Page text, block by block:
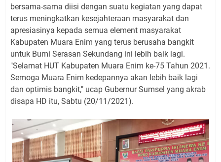
bersama-sama diisi dengan suatu kegiatan yang dapat
terus meningkatkan kesejahteraan masyarakat dan
apresiasinya kepada semua element masyarakat
Kabupaten Muara Enim yang terus berusaha bangkit
untuk Bumi Serasan Sekundang ini lebih baik lagi.
"Selamat HUT Kabupaten Muara Enim ke-75 Tahun 2021.
Semoga Muara Enim kedepannya akan lebih baik lagi
dan optimis bangkit," ucap Gubernur Sumsel yang akrab
disapa HD itu, Sabtu (20/11/2021).